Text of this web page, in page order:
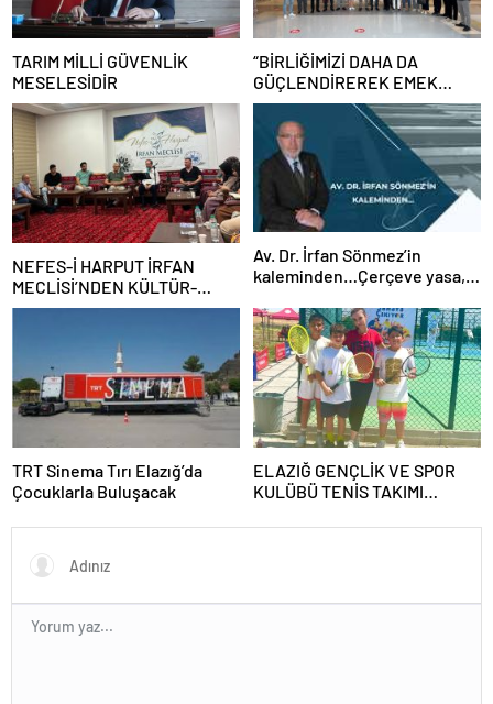
TARIM MİLLİ GÜVENLİK
MESELESİDİR
“BİRLİĞİMİZİ DAHA DA
GÜÇLENDİREREK EMEK
MÜCADELEMİZİ
SÜRDÜRECEĞİZ”
NEFES-İ HARPUT İRFAN
MECLİSİ’NDEN KÜLTÜR-
SANAT BULUŞMASI
Av. Dr. İrfan Sönmez’in
kaleminden…Çerçeve yasa,
TRT Sinema Tırı Elazığ’da
Çocuklarla Buluşacak
ELAZIĞ GENÇLİK VE SPOR
KULÜBÜ TENİS TAKIMI
TAMAMLAYARAK YARI FİNALE